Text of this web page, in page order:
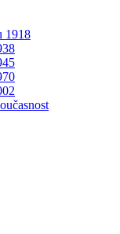
1918